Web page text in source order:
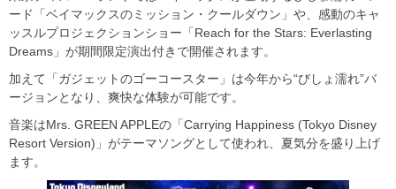
ード「ベイマックスのミッション・クールダウン」や、感動のキャ
ッスルプロジェクションショー「Reach for the Stars: Everlasting
Dreams」が期間限定演出付きで開催されます。
加えて「ガジェットのゴーコースター」は今年から“びしょ濡れ”バ
ージョンとなり、爽快な体験が可能です。
音楽はMrs. GREEN APPLEの「Carrying Happiness (Tokyo Disney
Resort Version)」がテーマソングとして使われ、夏気分を盛り上げ
ます。